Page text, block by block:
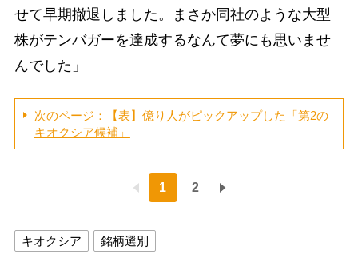
せて早期撤退しました。まさか同社のような大型
株がテンバガーを達成するなんて夢にも思いませ
んでした」
次のページ：【表】億り人がピックアップした「第2の
キオクシア候補」
1 2
キオクシア 銘柄選別